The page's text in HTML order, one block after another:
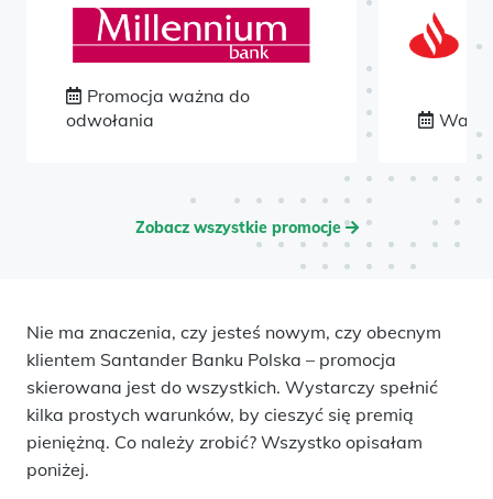
Promocja ważna do
odwołania
Zobacz wszystkie promocje
Nie ma znaczenia, czy jesteś nowym, czy obecnym
klientem Santander Banku Polska – promocja
skierowana jest do wszystkich. Wystarczy spełnić
kilka prostych warunków, by cieszyć się premią
pieniężną. Co należy zrobić? Wszystko opisałam
poniżej.